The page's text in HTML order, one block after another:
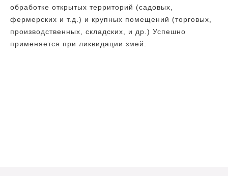
обработке открытых территорий (садовых,
фермерских и т.д.) и крупных помещений (торговых,
производственных, складских, и др.) Успешно
применяется при ликвидации змей.